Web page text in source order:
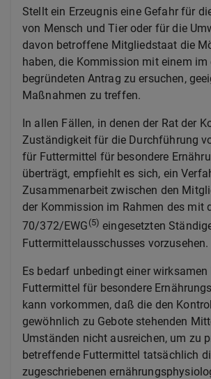
Stellt ein Erzeugnis eine Gefahr für
von Mensch und Tier oder für die
davon betroffene Mitgliedstaat die
haben, die Kommission mit einem im
begründeten Antrag zu ersuchen,
Maßnahmen zu treffen.
In allen Fällen, in denen der Rat der
Zuständigkeit für die Durchführung
für Futtermittel für besondere
überträgt, empfiehlt es sich, ein
Zusammenarbeit zwischen den
der Kommission im Rahmen des mit
70/372/EWG (5) eingesetzten
Futtermittelausschusses vorzusehen.
Es bedarf unbedingt einer wirksamen
Futtermittel für besondere
kann vorkommen, daß die den
gewöhnlich zu Gebote stehenden
Umständen nicht ausreichen, um zu
betreffende Futtermittel tatsächlich
zugeschriebenen